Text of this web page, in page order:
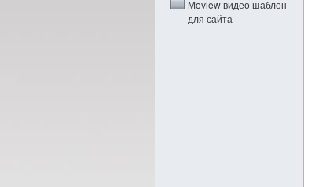
Moview видео шаблон
для сайта